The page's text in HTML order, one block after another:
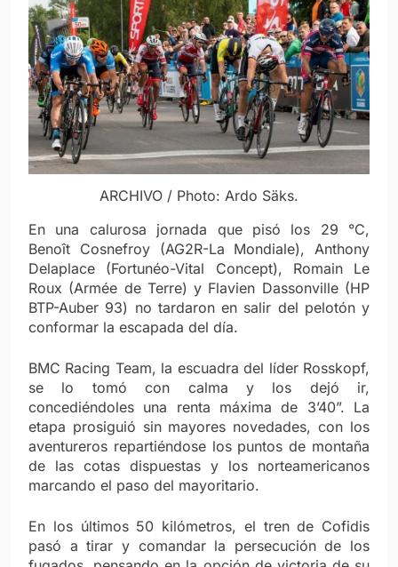
ARCHIVO / Photo: Ardo Säks.
En una calurosa jornada que pisó los 29 °C,
Benoît Cosnefroy (AG2R-La Mondiale), Anthony
Delaplace (Fortunéo-Vital Concept), Romain Le
Roux (Armée de Terre) y Flavien Dassonville (HP
BTP-Auber 93) no tardaron en salir del pelotón y
conformar la escapada del día.
BMC Racing Team, la escuadra del líder Rosskopf,
se lo tomó con calma y los dejó ir,
concediéndoles una renta máxima de 3’40”. La
etapa prosiguió sin mayores novedades, con los
aventureros repartiéndose los puntos de montaña
de las cotas dispuestas y los norteamericanos
marcando el paso del mayoritario.
En los últimos 50 kilómetros, el tren de Cofidis
pasó a tirar y comandar la persecución de los